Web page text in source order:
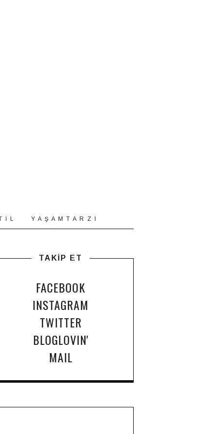
İ L Y A Ş A M T A R Z I
TAKİP ET
FACEBOOK
INSTAGRAM
TWITTER
BLOGLOVIN'
MAIL